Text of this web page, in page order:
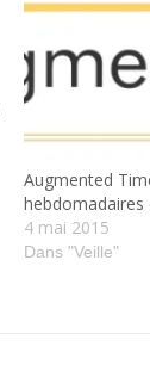
Augmented
hebdomadaires
4 mai 2015
Dans "Veille"